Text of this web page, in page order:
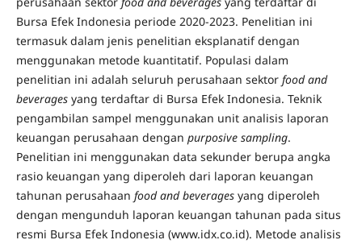
Bursa Efek Indonesia periode 2020-2023. Penelitian ini
termasuk dalam jenis penelitian eksplanatif dengan
menggunakan metode kuantitatif. Populasi dalam
penelitian ini adalah seluruh perusahaan sektor food and
beveragesyang terdaftar di Bursa Efek Indonesia. Teknik
pengambilan sampel menggunakan unit analisis laporan
keuangan perusahaan dengan purposive sampling.
Penelitian ini menggunakan data sekunder berupa angka
rasio keuangan yang diperoleh dari laporan keuangan
tahunan perusahaan food and beveragesyang diperoleh
dengan mengunduh laporan keuangan tahunan pada situs
resmi Bursa Efek Indonesia (www.idx.co.id). Metode analisis